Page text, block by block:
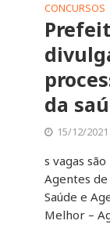
CONCURSOS
da
15/12/2021
s vagas
Agentes
Saúde e
Melhor –